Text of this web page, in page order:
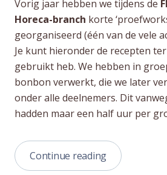
Vorig jaar hebben we tijdens de
Horeca-branch korte
georganiseerd (één van de vele
Je kunt hieronder de recepten
gebruikt heb. We hebben in
bonbon verwerkt, die we later
onder alle deelnemers. Dit
hadden maar een half uur per
Continue reading“Bonbon
recepten